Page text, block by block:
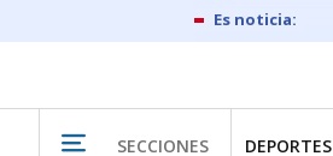
SECCIONES DEPORTES